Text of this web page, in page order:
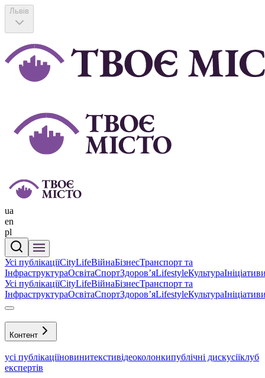
Львів
ua
en
pl
Усі публікаціїCityLifeВійнаБізнесТранспорт та
ІнфраструктураОсвітаСпортЗдоровʼяLifestyleКультура
Усі публікаціїCityLifeВійнаБізнесТранспорт та
ІнфраструктураОсвітаСпортЗдоровʼяLifestyleКультура
Контент
усі публікаціїновинитекстивідеоколонкипублічні дискусіїклуб
експертів